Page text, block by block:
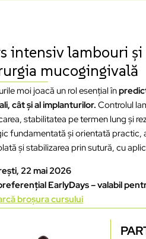
intensiv lambouri
mucogingivală
moi joacă un rol esențial în
cât și al implanturilor. Controlul
stabilitatea pe termen lung și
fundamentată și orientată practic,
și stabilizarea prin sutură, cu
22 mai 2026
EarlyDays – valabil
broșura cursului